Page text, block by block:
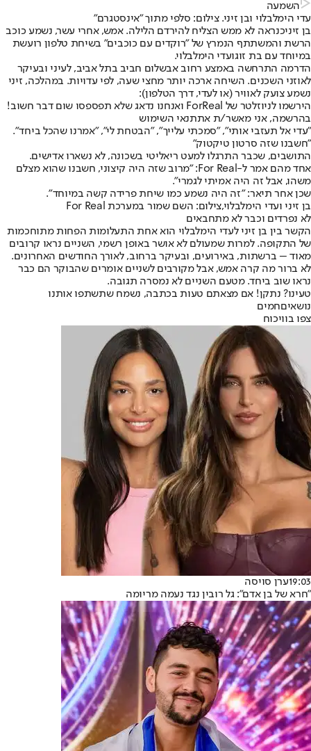
השמעה
עדי הימלבלוי ובן זיני. צילום: סלפי מתוך "אינסטגרם"
בן זיניכנראה לא ממש הצליח להירדם הלילה. אמש, אחרי עשר, נשמע כוכב
הרשת והמשתתף הנמרץ של "רוקדים עם כוכבים" בשיחת טלפון רועשת
במיוחד עם בת זוגועדי הימלבלוי.
הדרמה התרחשה באמצע רחוב אבשלום חביב בתל אביב, לעיני ובעיקר
לאוזני השכנים. השיחה ארכה יותר מחצי שעה, לפי עדויות. במהלכה, זיני
נשמע צועק לאוויר (או לעדי, דרך הטלפון):
הירשמו לניוזלטר של ForReal ואנחנו נדאג שלא תפספסו שום דבר חשוב!
בהרשמה, אני מאשר/ת אתתנאי השימוש
"עדי אל תעזבי אותי", "סמכתי עלייך", "הבטחת לי", "אמרנו שהכל ביחד".
"חשבנו שזה סרטון טיקטוק"
התושבים, שכבר התרגלו למעט ריאליטי בשכונה, לא נשארו אדישים.
אחד מהם אמר ל-For Real: "מרוב שזה היה קיצוני, חשבנו שהוא מצלם
משהו, אבל זה היה אמיתי לגמרי".
שכן אחר תיאר: "זה היה נשמע כמו שיחת פרידה קשה במיוחד".
בן זיני ועדי הימלבלוי,צילום: השם שמור במערכת For Real
לא נפרדים וכבר לא מתחבאים
הקשר בין בן זיני לעדי הימלבלוי הוא אחת התעלומות הפחות מתוחכמות
של התקופה. למרות שמעולם לא אושר באופן רשמי, השניים נראו קרובים
מאוד – ברשתות, באירועים, ובעיקר ברחוב, לאורך החודשים האחרונים.
לא ברור מה קרה אמש, אבל מקורבים לשניים אומרים שהבוקר הם כבר
נראו שוב ביחד. מטעם השניים לא נמסרה תגובה.
טעינו? נתקן! אם מצאתם טעות בכתבה, נשמח שתשתפו אותנו
נושאיםחמים
צפו בוויכוח
19:03ערן סויסה
"חרא של בן אדם": גל רובין נגד נעמה מריומה